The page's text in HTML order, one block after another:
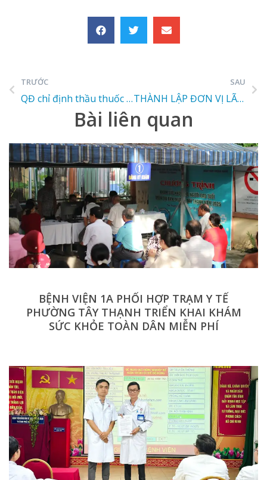
TRƯỚC
QĐ chỉ định thầu thuốc Human albumin 20% của cty CPDP TBYT Hà Nội
SAU
THÀNH LẬP ĐƠN VỊ LÃO KHOA- ĐỘT QUỴ BỆNH VIỆN 1A
Bài liên quan
BỆNH VIỆN 1A PHỐI HỢP TRẠM Y TẾ
PHƯỜNG TÂY THẠNH TRIỂN KHAI KHÁM
SỨC KHỎE TOÀN DÂN MIỄN PHÍ